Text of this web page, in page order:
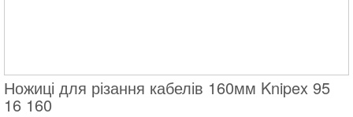
Ножиці для різання кабелів 160мм Knipex 95
16 160